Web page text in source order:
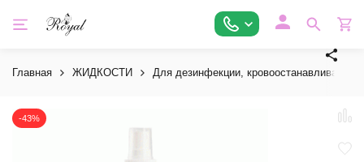
Главная ЖИДКОСТИ Для дезинфекции,
-43%